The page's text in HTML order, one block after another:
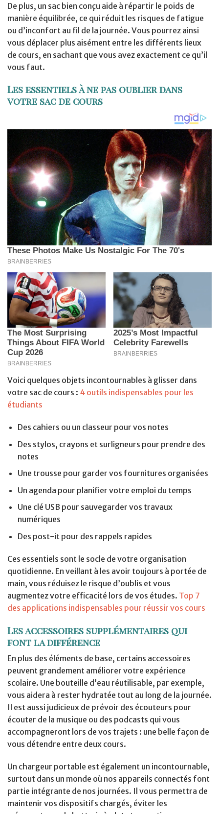
De plus, un sac bien conçu aide à répartir le poids de
manière équilibrée, ce qui réduit les risques de fatigue
ou d’inconfort au fil de la journée. Vous pourrez ainsi
vous déplacer plus aisément entre les différents lieux
de cours, en sachant que vous avez exactement ce qu’il
vous faut.
Les essentiels à ne pas oublier dans
votre sac de cours
Voici quelques objets incontournables à glisser dans
votre sac de cours : 4 outils indispensables pour les
étudiants
Des cahiers ou un classeur pour vos notes
Des stylos, crayons et surligneurs pour prendre des
notes
Une trousse pour garder vos fournitures organisées
Un agenda pour planifier votre emploi du temps
Une clé USB pour sauvegarder vos travaux
numériques
Des post-it pour des rappels rapides
Ces essentiels sont le socle de votre organisation
quotidienne. En veillant à les avoir toujours à portée de
main, vous réduisez le risque d’oublis et vous
augmentez votre efficacité lors de vos études. Top 7
des applications indispensables pour réussir vos cours
Les accessoires supplémentaires qui
font la différence
En plus des éléments de base, certains accessoires
peuvent grandement améliorer votre expérience
scolaire. Une bouteille d’eau réutilisable, par exemple,
vous aidera à rester hydratée tout au long de la journée.
Il est aussi judicieux de prévoir des écouteurs pour
écouter de la musique ou des podcasts qui vous
accompagneront lors de vos trajets : une belle façon de
vous détendre entre deux cours.
Un chargeur portable est également un incontournable,
surtout dans un monde où nos appareils connectés font
partie intégrante de nos journées. Il vous permettra de
maintenir vos dispositifs chargés, éviter les